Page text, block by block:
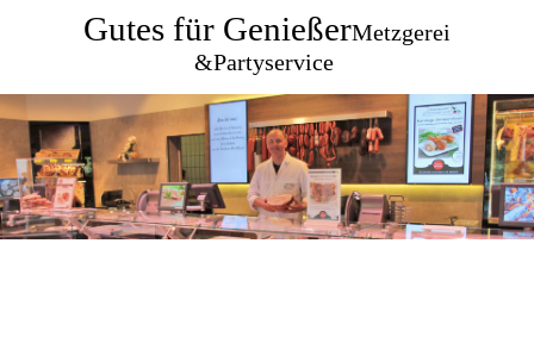
Gutes für GenießerMetzgerei
&Partyservice